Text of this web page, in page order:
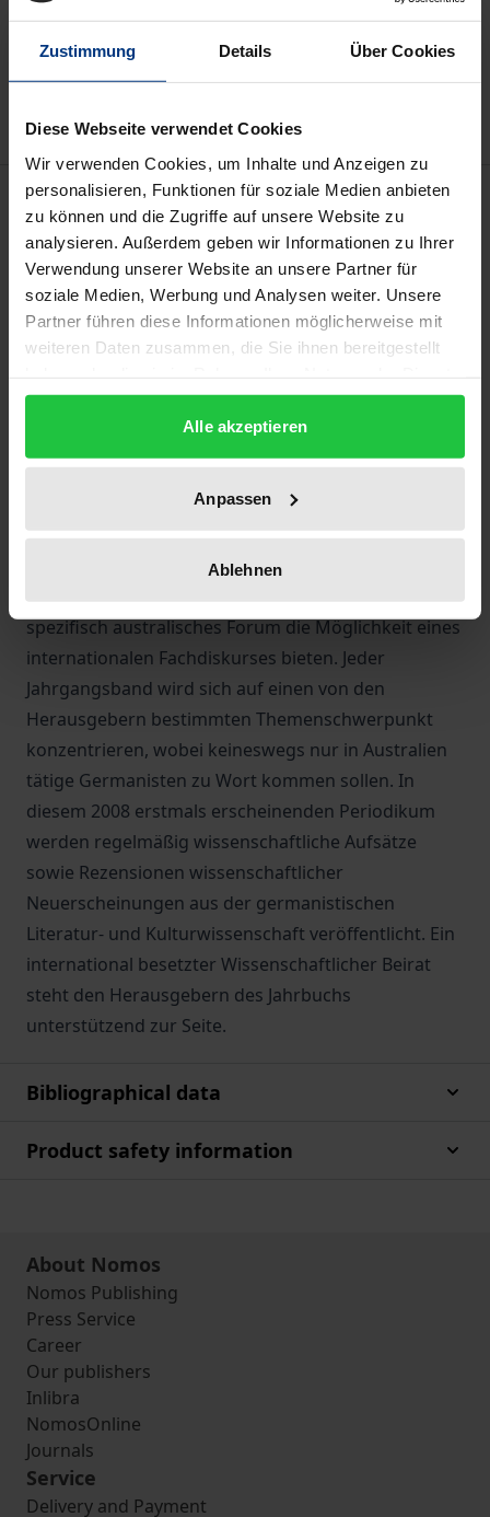
Zustimmung Details Über Cookies
Diese Webseite verwendet Cookies
Wir verwenden Cookies, um Inhalte und Anzeigen zu
personalisieren, Funktionen für soziale Medien anbieten
zu können und die Zugriffe auf unsere Website zu
analysieren. Außerdem geben wir Informationen zu Ihrer
Verwendung unserer Website an unsere Partner für
soziale Medien, Werbung und Analysen weiter. Unsere
Partner führen diese Informationen möglicherweise mit
weiteren Daten zusammen, die Sie ihnen bereitgestellt
gesammelt haben.
Alle akzeptieren
Anpassen
Ablehnen
Add to Cart
Add to Wish List
Delivery cost notice
Description
Eine globale Vernetzung ist für die Profilierung einer
wissenschaftlichen Disziplin wie der Germanistik
unerlässlich – insbesondere in einem Land wie
Australien, aus dessen geostrategischer Lage sich
ergibt wie etwa im europäischen Raum. Diesem
Erfordernis soll das Australische Jahrbuch für
germanistische Literatur- und Kulturwissenschaft
Limbus Rechnung tragen. Ziel ist es, die australische
Germanistik fachöffentlich noch weiter zu
profilieren, außerdem soll das Jahrbuch als
spezifisch australisches Forum die Möglichkeit eines
internationalen Fachdiskurses bieten. Jeder
Jahrgangsband wird sich auf einen von den
Herausgebern bestimmten Themenschwerpunkt
konzentrieren, wobei keineswegs nur in Australien
tätige Germanisten zu Wort kommen sollen. In
diesem 2008 erstmals erscheinenden Periodikum
werden regelmäßig wissenschaftliche Aufsätze
sowie Rezensionen wissenschaftlicher
Neuerscheinungen aus der germanistischen
Literatur- und Kulturwissenschaft veröffentlicht. Ein
international besetzter Wissenschaftlicher Beirat
steht den Herausgebern des Jahrbuchs
unterstützend zur Seite.
Bibliographical data
Product safety information
About Nomos
Nomos Publishing
Press Service
Career
Our publishers
Inlibra
NomosOnline
Journals
Service
Delivery and Payment